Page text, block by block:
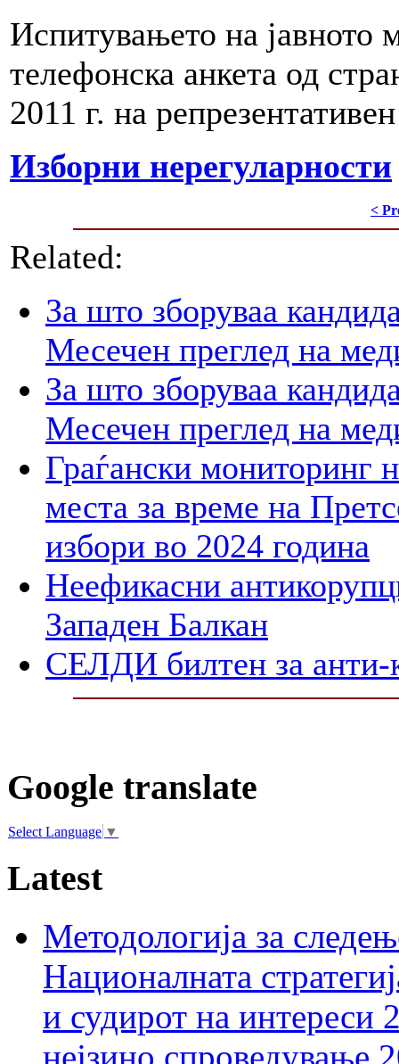
Испитувањето на јавното
телефонска анкета од
2011 г. на
Изборни нерегуларности
<
Related:
За што зборуваа
Месечен преглед на
За што зборуваа
Месечен преглед на
Граѓански мониторинг
места за време на
избори во 2024 година
Неефикасни
Западен Балкан
СЕЛДИ билтен за анти-
Google translate
Select Language ▼
Latest
Методологија за
Националната
и судирот на интереси
нејзино спроведување